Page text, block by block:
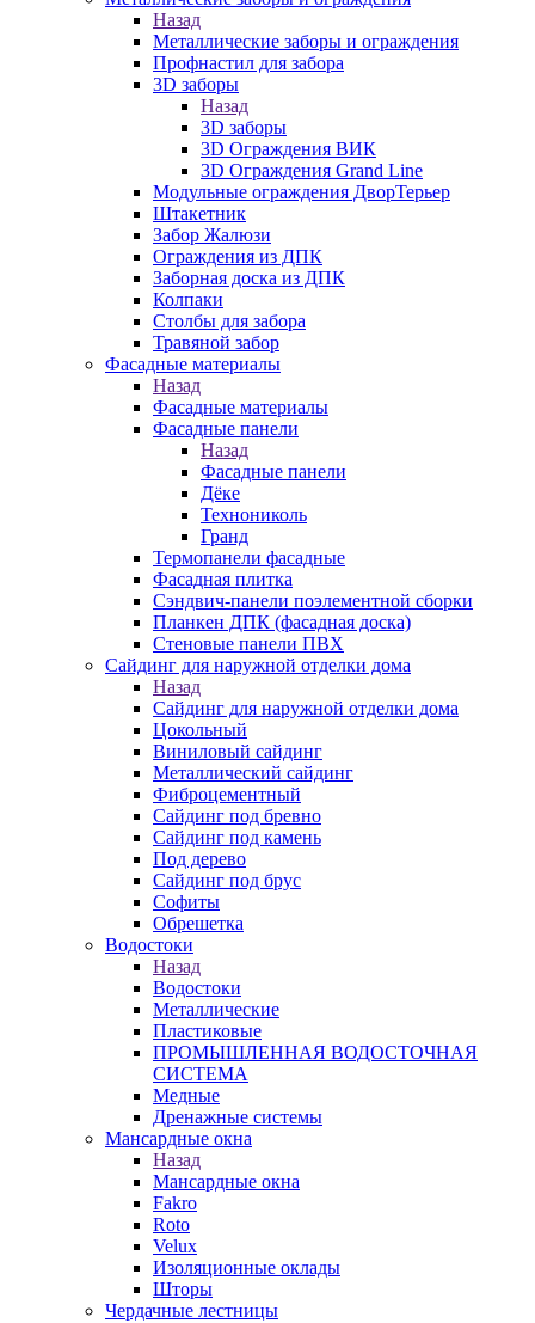
Назад
Металлические заборы и ограждения
Профнастил для забора
3D заборы
Назад
3D заборы
3D Ограждения ВИК
3D Ограждения Grand Line
Модульные ограждения ДворТерьер
Штакетник
Забор Жалюзи
Ограждения из ДПК
Заборная доска из ДПК
Колпаки
Столбы для забора
Травяной забор
Фасадные материалы
Назад
Фасадные материалы
Фасадные панели
Назад
Фасадные панели
Дёке
Технониколь
Гранд
Термопанели фасадные
Фасадная плитка
Сэндвич-панели поэлементной сборки
Планкен ДПК (фасадная доска)
Стеновые панели ПВХ
Сайдинг для наружной отделки дома
Назад
Сайдинг для наружной отделки дома
Цокольный
Виниловый сайдинг
Металлический сайдинг
Фиброцементный
Сайдинг под бревно
Сайдинг под камень
Под дерево
Сайдинг под брус
Софиты
Обрешетка
Водостоки
Назад
Водостоки
Металлические
Пластиковые
ПРОМЫШЛЕННАЯ ВОДОСТОЧНАЯ
СИСТЕМА
Медные
Дренажные системы
Мансардные окна
Назад
Мансардные окна
Fakro
Roto
Velux
Изоляционные оклады
Шторы
Чердачные лестницы